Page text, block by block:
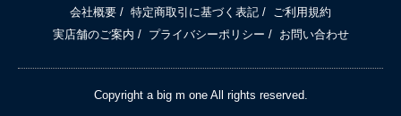
会社概要 / 特定商取引に基づく表記 / ご利用規約
実店舗のご案内 / プライバシーポリシー / お問い合わせ
Copyright a big m one All rights reserved.